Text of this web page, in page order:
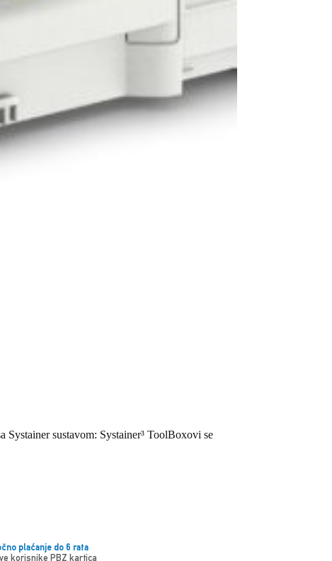
sustavom: Systainer³ ToolBoxovi se
plaćanje do 6 rata
korisnike PBZ kartica